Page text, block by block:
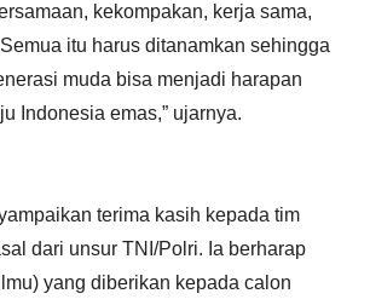
kekompakan, kerja sama,
itu harus ditanamkan sehingga
muda bisa menjadi harapan
Indonesia emas,” ujarnya.
terima kasih kepada tim
dari unsur TNI/Polri. Ia berharap
yang diberikan kepada calon